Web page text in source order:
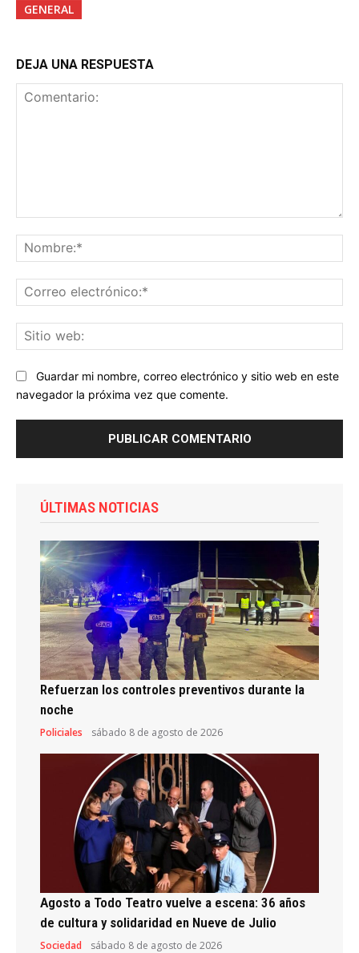
GENERAL
DEJA UNA RESPUESTA
Guardar mi nombre, correo electrónico y sitio web en este
navegador la próxima vez que comente.
ÚLTIMAS NOTICIAS
Refuerzan los controles preventivos durante la
noche
Policiales sábado 8 de agosto de 2026
Agosto a Todo Teatro vuelve a escena: 36 años
de cultura y solidaridad en Nueve de Julio
Sociedad sábado 8 de agosto de 2026